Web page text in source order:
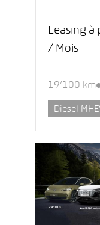
Leasing à
/ Mois
19’100 km
Diesel